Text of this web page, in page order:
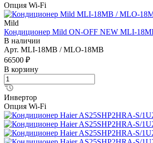
Опция Wi-Fi
Mild
Кондиционер Mild ON-OFF NEW MLI-
В наличии
Арт. MLI-18MB / MLO-18MB
66500 ₽
В корзину
Инвертор
Опция Wi-Fi